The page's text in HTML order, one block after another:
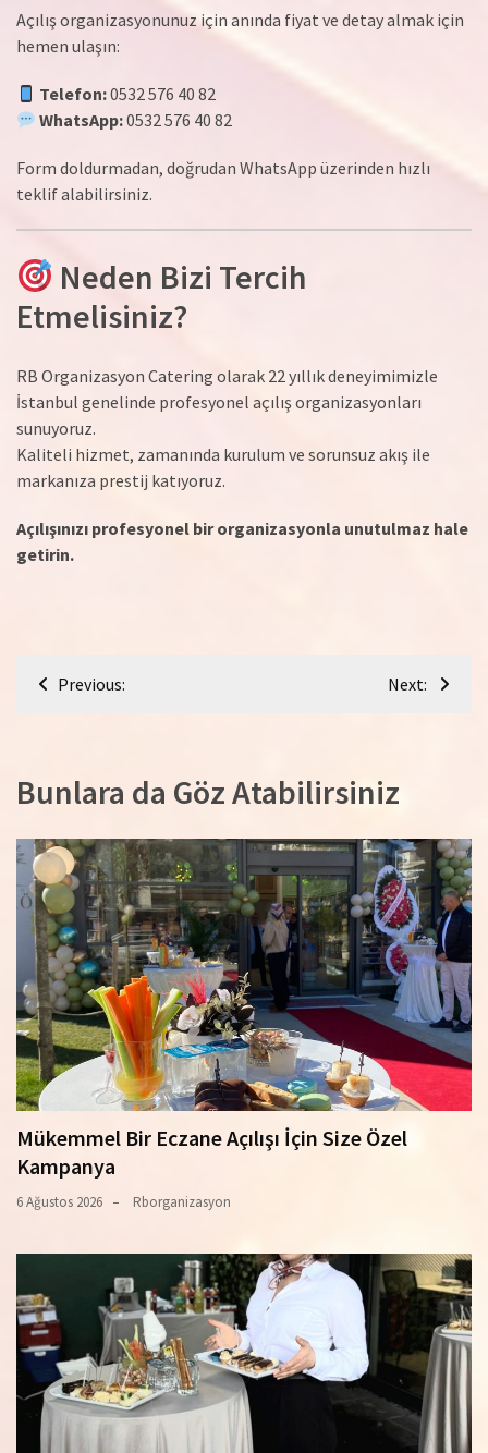
Açılış organizasyonunuz için anında fiyat ve detay almak için
hemen ulaşın:
Telefon:0532 576 40 82
WhatsApp:0532 576 40 82
Form doldurmadan, doğrudan WhatsApp üzerinden hızlı
teklif alabilirsiniz.
Neden Bizi Tercih
Etmelisiniz?
RB Organizasyon Catering olarak 22 yıllık deneyimimizle
İstanbul genelinde profesyonel açılış organizasyonları
sunuyoruz.
Kaliteli hizmet, zamanında kurulum ve sorunsuz akış ile
markanıza prestij katıyoruz.
Açılışınızı profesyonel bir organizasyonla unutulmaz hale
getirin.
YazıPrevious: Next:
Bunlara da Göz Atabilirsiniz
Mükemmel Bir Eczane Açılışı İçin Size Özel
Kampanya
6 Ağustos 2026 Rborganizasyon